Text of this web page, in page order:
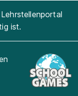
ist.